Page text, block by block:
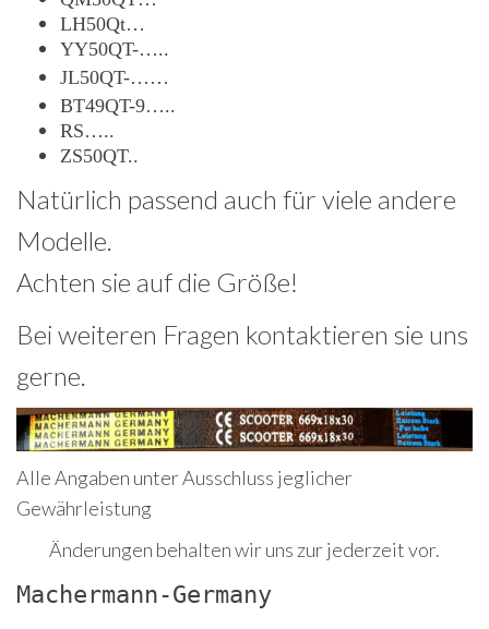
LH50Qt…
YY50QT-…..
JL50QT-……
BT49QT-9…..
RS…..
ZS50QT..
Natürlich passend auch für viele andere
Modelle.
Achten sie auf die Größe!
Bei weiteren Fragen kontaktieren sie uns
gerne.
Alle Angaben unter Ausschluss jeglicher
Gewährleistung
Änderungen behalten wir uns zur jederzeit vor.
Machermann-Germany